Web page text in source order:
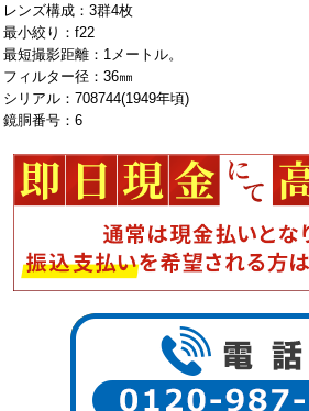
レンズ構成：3群4枚
最小絞り：f22
最短撮影距離：1メートル。
フィルター径：36㎜
シリアル：708744(1949年頃)
鏡胴番号：6